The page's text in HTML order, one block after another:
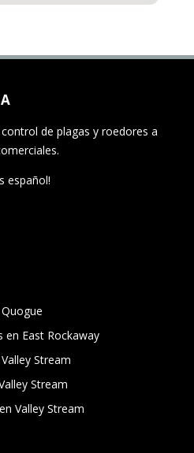
de plagas y roedores a
español!
en East Rockaway
Stream
Stream
Valley Stream